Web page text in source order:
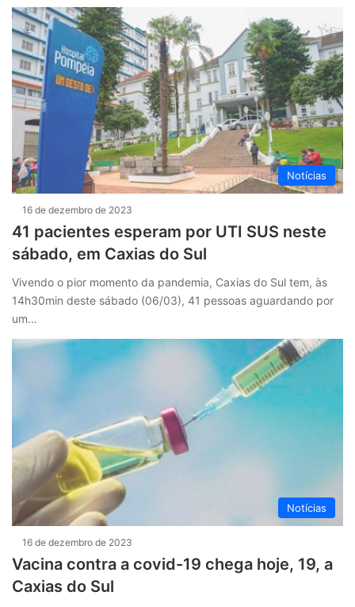
Notícias
16 de dezembro de 2023
41 pacientes esperam por UTI SUS neste
sábado, em Caxias do Sul
Vivendo o pior momento da pandemia, Caxias do Sul tem, às
14h30min deste sábado (06/03), 41 pessoas aguardando por
um…
Notícias
16 de dezembro de 2023
Vacina contra a covid-19 chega hoje, 19, a
Caxias do Sul